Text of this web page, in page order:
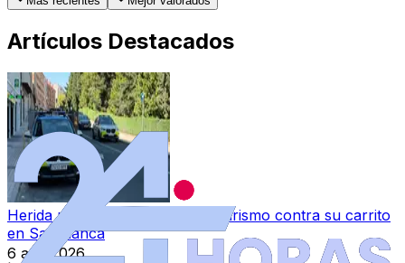
Artículos Destacados
Herida una bebé al chocar un turismo contra su carrito
en Salamanca
6 ago 2026